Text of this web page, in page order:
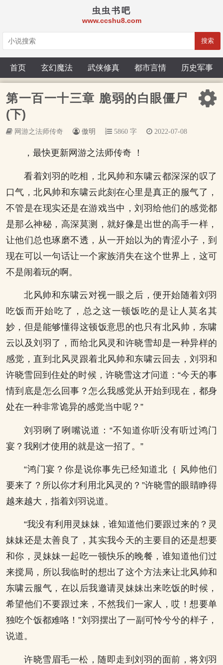
虫虫书吧
www.ccshu8.com
搜索
首页 玄幻魔法 武侠修真 都市言情 历史军事
第一百一十三章 脆弱的白眼僵尸
(下)
网游之法师传奇 傲明 5860 字 2022-07-08
，最快更新网游之法师传奇 ！
看着刘羽的吃相，北风帅和东啸云都深深的叹了
口气，北风帅和东啸云此刻在心里是真正的服气了，
不管是在现实还是在游戏当中，刘羽给他们的感觉都
是那么神秘，高深莫测，就好像是出世的高手一样，
让他们总也琢磨不透，从一开始以为的青涩小子，到
现在可以一句话让一个家族消失在这个世界上，这可
不是闹着玩的啊。
北风帅和东啸云对视一眼之后，便开始随着刘羽
吃饭而开始吃了，总之这一顿饭吃的是让人莫名其
妙，但是能够懂得这顿饭意思的也只有北风帅，东啸
云以及刘羽了，而给北风灵和许晓雪却是一种异样的
感觉，直到北风灵跟着北风帅和东啸云回去，刘羽和
许晓雪回到住处的时候，许晓雪这才问道：“今天的事
情到底是怎么回事？怎么我感觉从开始到现在，都身
处在一种非常诡异的感觉当中呢？”
刘羽咧了咧嘴说道：“不知道你听没有听过鸿门
宴？我刚才使用的就是这一招了。”
“鸿门宴？你是说你事先已经知道北｛ 风帅他们
要来了？所以你才利用北风灵的？”许晓雪的眼睛睁得
越来越大，指着刘羽说道。
“我没有利用灵妹妹，谁知道他们要跟过来的？灵
妹妹还是太善良了，其实我今天的主要目的还是想要
和你，灵妹妹一起吃一顿快乐的晚餐，谁知道他们过
来搅局，所以我临时的想出了这个方法来让北风帅和
东啸云服气，在以后我邀请灵妹妹出来吃饭的时候，
希望他们不要跟过来，不然我们一家人，哎！想要单
独吃个饭都难咯！”刘羽摆出了一副可怜兮兮的样子，
说道。
许晓雪眉毛一松，随即走到刘羽的面前，将刘羽